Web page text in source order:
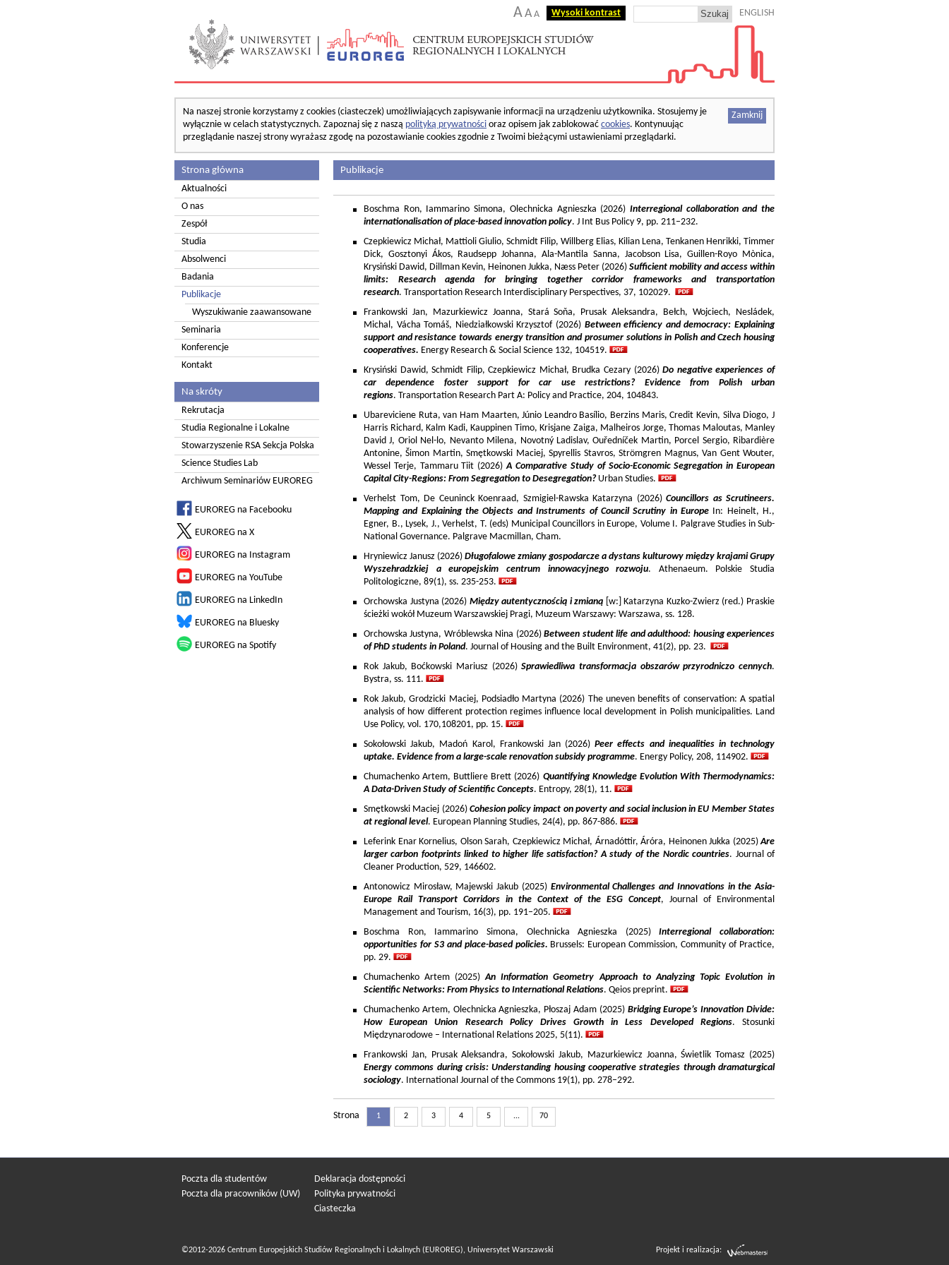
AA A Wysoki kontrast ENGLISH
Zamknij
Na naszej stronie korzystamy z cookies (ciasteczek) umożliwiających zapisywanie informacji na urządzeniu użytkownika. Stosujemy je
wyłącznie w celach statystycznych. Zapoznaj się z naszą polityką prywatności oraz opisem jak zablokować cookies. Kontynuując
przeglądanie naszej strony wyrażasz zgodę na pozostawianie cookies zgodnie z Twoimi bieżącymi ustawieniami przeglądarki.
Strona główna
Aktualności
O nas
Zespół
Studia
Absolwenci
Badania
Publikacje
Wyszukiwanie zaawansowane
Seminaria
Konferencje
Kontakt
Na skróty
Rekrutacja
Studia Regionalne i Lokalne
Stowarzyszenie RSA Sekcja Polska
Science Studies Lab
Archiwum Seminariów EUROREG
EUROREG na Facebooku
EUROREG na X
EUROREG na Instagram
EUROREG na YouTube
EUROREG na LinkedIn
EUROREG na Bluesky
EUROREG na Spotify
Publikacje
Boschma Ron, Iammarino Simona, Olechnicka Agnieszka (2026) Interregional collaboration and the
internationalisation of place-based innovation policy. J Int Bus Policy 9, pp. 211–232.
Czepkiewicz Michał, Mattioli Giulio, Schmidt Filip, Willberg Elias, Kilian Lena, Tenkanen Henrikki, Timmer
Dick, Gosztonyi Ákos, Raudsepp Johanna, Ala-Mantila Sanna, Jacobson Lisa, Guillen-Royo Mònica,
Krysiński Dawid, Dillman Kevin, Heinonen Jukka, Næss Peter (2026) Sufficient mobility and access within
limits: Research agenda for bringing together corridor frameworks and transportation
research. Transportation Research Interdisciplinary Perspectives, 37, 102029.
Frankowski Jan, Mazurkiewicz Joanna, Stará Soňa, Prusak Aleksandra, Bełch, Wojciech, Nesládek,
Michal, Vácha Tomáš, Niedziałkowski Krzysztof (2026) Between efficiency and democracy: Explaining
support and resistance towards energy transition and prosumer solutions in Polish and Czech housing
cooperatives. Energy Research & Social Science 132, 104519.
Krysiński Dawid, Schmidt Filip, Czepkiewicz Michał, Brudka Cezary (2026)Do negative experiences of
car dependence foster support for car use restrictions? Evidence from Polish urban
regions. Transportation Research Part A: Policy and Practice, 204, 104843.
Ubareviciene Ruta, van Ham Maarten, Júnio Leandro Basílio, Berzins Maris, Credit Kevin, Silva Diogo, J
Harris Richard, Kalm Kadi, Kauppinen Timo, Krisjane Zaiga, Malheiros Jorge, Thomas Maloutas, Manley
David J, Oriol Nel-lo, Nevanto Milena, Novotný Ladislav, Ouředníček Martin, Porcel Sergio, Ribardière
Antonine, Šimon Martin, Smętkowski Maciej, Spyrellis Stavros, Strömgren Magnus, Van Gent Wouter,
Wessel Terje, Tammaru Tiit (2026)A Comparative Study of Socio-Economic Segregation in European
Capital City-Regions: From Segregation to Desegregation?Urban Studies.
Verhelst Tom, De Ceuninck Koenraad, Szmigiel-Rawska Katarzyna (2026) Councillors as Scrutineers.
Mapping and Explaining the Objects and Instruments of Council Scrutiny in EuropeIn: Heinelt, H.,
Egner, B., Lysek, J., Verhelst, T. (eds) Municipal Councillors in Europe, Volume I. Palgrave Studies in Sub-
National Governance. Palgrave Macmillan, Cham.
Hryniewicz Janusz (2026) Długofalowe zmiany gospodarcze a dystans kulturowy między krajami Grupy
Wyszehradzkiej a europejskim centrum innowacyjnego rozwoju. Athenaeum. Polskie Studia
Politologiczne, 89(1), ss. 235-253.
Orchowska Justyna (2026) Między autentycznością i zmianą [w:] Katarzyna Kuzko-Zwierz (red.) Praskie
ścieżki wokół Muzeum Warszawskiej Pragi, Muzeum Warszawy: Warszawa, ss. 128.
Orchowska Justyna, Wróblewska Nina (2026)Between student life and adulthood: housing experiences
of PhD students in Poland. Journal of Housing and the Built Environment, 41(2), pp. 23.
Rok Jakub, Boćkowski Mariusz (2026)Sprawiedliwa transformacja obszarów przyrodniczo cennych.
Bystra, ss. 111.
Rok Jakub, Grodzicki Maciej, Podsiadło Martyna (2026) The uneven benefits of conservation: A spatial
analysis of how different protection regimes influence local development in Polish municipalities. Land
Use Policy, vol. 170,108201, pp. 15.
Sokołowski Jakub, Madoń Karol, Frankowski Jan (2026)Peer effects and inequalities in technology
uptake. Evidence from a large-scale renovation subsidy programme. Energy Policy, 208, 114902.
Chumachenko Artem, Buttliere Brett (2026) Quantifying Knowledge Evolution With Thermodynamics:
A Data-Driven Study of Scientific Concepts. Entropy, 28(1), 11.
Smętkowski Maciej (2026) Cohesion policy impact on poverty and social inclusion in EU Member States
at regional level. European Planning Studies, 24(4), pp. 867-886.
Leferink Enar Kornelius, Olson Sarah, Czepkiewicz Michał, Árnadóttir, Áróra, Heinonen Jukka (2025)Are
larger carbon footprints linked to higher life satisfaction? A study of the Nordic countries. Journal of
Cleaner Production, 529, 146602.
Antonowicz Mirosław, Majewski Jakub (2025) Environmental Challenges and Innovations in the Asia-
Europe Rail Transport Corridors in the Context of the ESG Concept, Journal of Environmental
Management and Tourism, 16(3), pp. 191–205.
Boschma Ron, Iammarino Simona, Olechnicka Agnieszka (2025)Interregional collaboration:
opportunities for S3 and place-based policies. Brussels: European Commission, Community of Practice,
pp. 29.
Chumachenko Artem (2025)An Information Geometry Approach to Analyzing Topic Evolution in
Scientific Networks: From Physics to International Relations. Qeios preprint.
Chumachenko Artem, Olechnicka Agnieszka, Płoszaj Adam (2025) Bridging Europe’s Innovation Divide:
How European Union Research Policy Drives Growth in Less Developed Regions. Stosunki
Międzynarodowe – International Relations 2025, 5(11).
Frankowski Jan, Prusak Aleksandra, Sokołowski Jakub, Mazurkiewicz Joanna, Świetlik Tomasz (2025)
Energy commons during crisis: Understanding housing cooperative strategies through dramaturgical
sociology. International Journal of the Commons 19(1), pp. 278–292.
Strona 1 2 3 4 5 ... 70
Poczta dla studentów
Poczta dla pracowników (UW)
Deklaracja dostępności
Polityka prywatności
Ciasteczka
©2012-2026 Centrum Europejskich Studiów Regionalnych i Lokalnych (EUROREG), Uniwersytet Warszawski Projekt i realizacja: